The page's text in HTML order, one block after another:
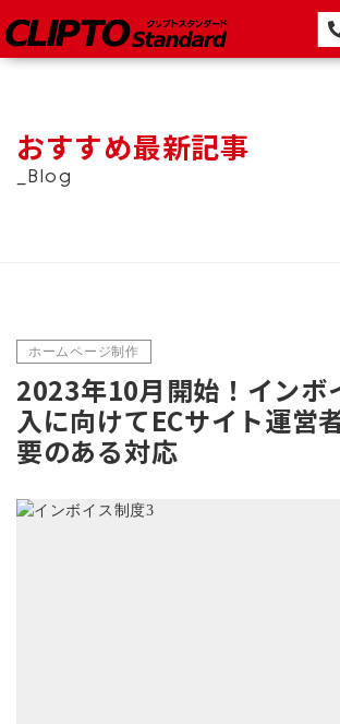
おすすめ最新記事
_Blog
ホームページ制作
2023年10月開始！インボ
入に向けてECサイト運営
要のある対応